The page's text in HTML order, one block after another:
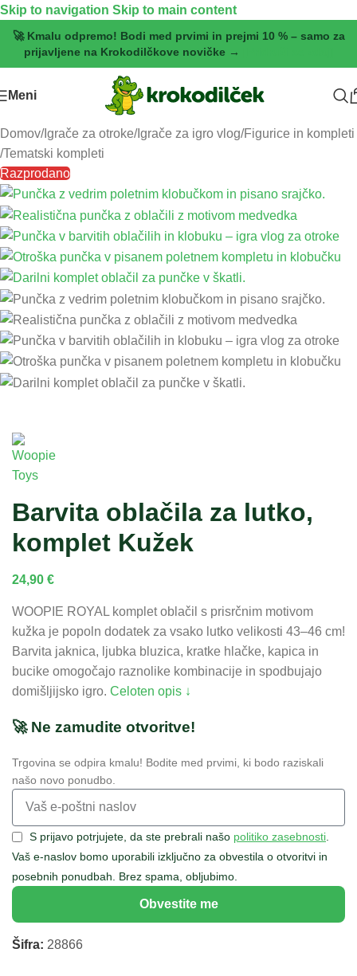
Skip to navigation Skip to main content
🚀 Kmalu odpremo! Bodi med prvimi in prejmi 10 % – samo za
prijavljene na Krokodilčkove novičke →
Meni
Domov/Igrače za otroke/Igrače za igro vlog/Figurice in kompleti
/Tematski kompleti
Razprodano
Barvita oblačila za lutko,
komplet Kužek
24,90 €
WOOPIE ROYAL komplet oblačil s prisrčnim motivom
kužka je popoln dodatek za vsako lutko velikosti 43–46 cm!
Barvita jaknica, ljubka bluzica, kratke hlačke, kapica in
bucike omogočajo raznolike kombinacije in spodbujajo
domišljijsko igro. Celoten opis ↓
🚀 Ne zamudite otvoritve!
Trgovina se odpira kmalu! Bodite med prvimi, ki bodo raziskali
našo novo ponudbo.
S prijavo potrjujete, da ste prebrali našo politiko zasebnosti
Vaš e-naslov bomo uporabili izključno za obvestila o otvoritvi in
posebnih ponudbah. Brez spama, obljubimo.
Obvestite me
Šifra: 28866